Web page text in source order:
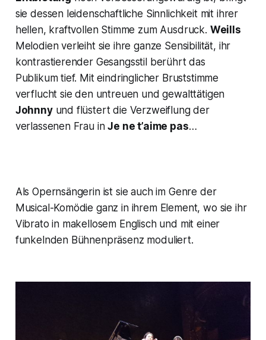
sie dessen leidenschaftliche Sinnlichkeit mit ihrer
hellen, kraftvollen Stimme zum Ausdruck. Weills
Melodien verleiht sie ihre ganze Sensibilität, ihr
kontrastierender Gesangsstil berührt das
Publikum tief. Mit eindringlicher Bruststimme
verflucht sie den untreuen und gewalttätigen
Johnnyund flüstert die Verzweiflung der
verlassenen Frau inJe ne t’aime pas…
Als Opernsängerin ist sie auch im Genre der
Musical-Komödie ganz in ihrem Element, wo sie ihr
Vibrato in makellosem Englisch und mit einer
funkelnden Bühnenpräsenz moduliert.